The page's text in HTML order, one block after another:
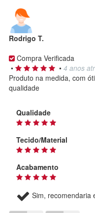
Rodrigo T.
Compra Verificada
•
• 4 anos
Produto na medida, com
qualidade
Qualidade
Tecido/Material
Acabamento
Sim, recomendaria